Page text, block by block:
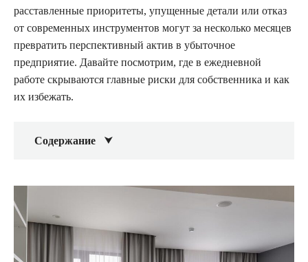
расставленные приоритеты, упущенные детали или отказ
от современных инструментов могут за несколько месяцев
превратить перспективный актив в убыточное
предприятие. Давайте посмотрим, где в ежедневной
работе скрываются главные риски для собственника и как
их избежать.
Содержание